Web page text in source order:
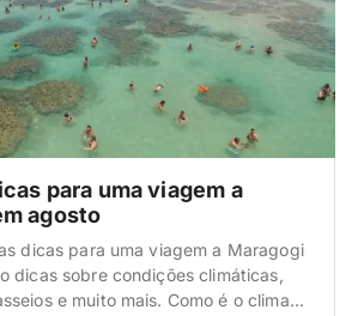
para uma viagem a
agosto
dicas para uma viagem a Maragogi
dicas sobre condições climáticas,
e muito mais. Como é o clima e